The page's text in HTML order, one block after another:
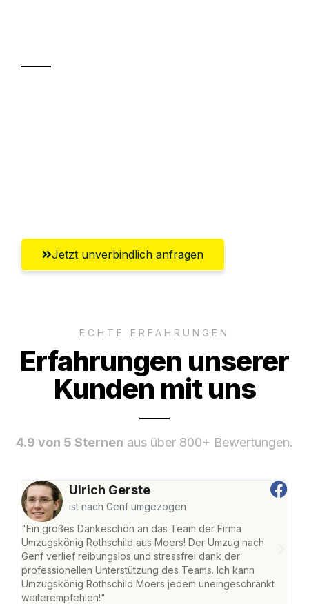
Jetzt unverbindlich anfragen
ECHTE ERFAHRUNGEN
Erfahrungen unserer
Kunden mit uns
4.9 von 5 Sternen aus über 800+ Bewertungen.
Ulrich Gerste
ist nach Genf umgezogen
"Ein großes Dankeschön an das Team der Firma
Umzugskönig Rothschild aus Moers! Der Umzug nach
Genf verlief reibungslos und stressfrei dank der
professionellen Unterstützung des Teams. Ich kann
Umzugskönig Rothschild Moers jedem uneingeschränkt
weiterempfehlen!"